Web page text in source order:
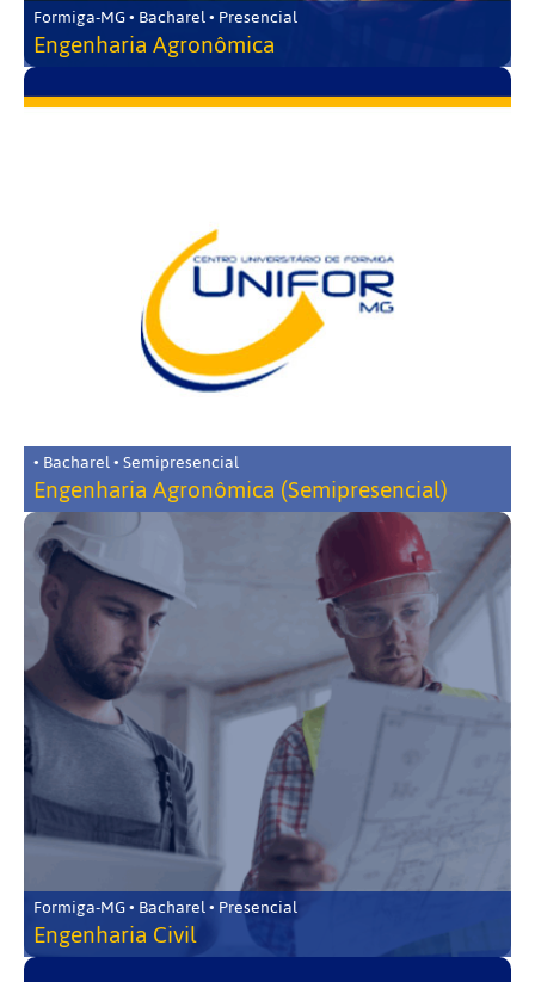
Formiga-MG • Bacharel • Presencial
Engenharia Agronômica
• Bacharel • Semipresencial
Engenharia Agronômica (Semipresencial)
Formiga-MG • Bacharel • Presencial
Engenharia Civil